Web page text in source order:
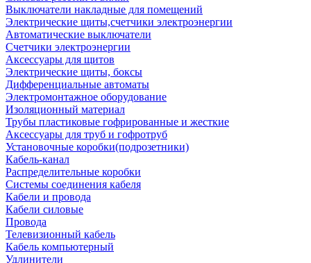
Выключатели накладные для помещений
Электрические щиты,счетчики электроэнергии
Автоматические выключатели
Счетчики электроэнергии
Аксессуары для щитов
Электрические щиты, боксы
Дифференциальные автоматы
Электромонтажное оборудование
Изоляционный материал
Трубы пластиковые гофрированные и жесткие
Аксессуары для труб и гофротруб
Установочные коробки(подрозетники)
Кабель-канал
Распределительные коробки
Системы соединения кабеля
Кабели и провода
Кабели силовые
Провода
Телевизионный кабель
Кабель компьютерный
Удлинители